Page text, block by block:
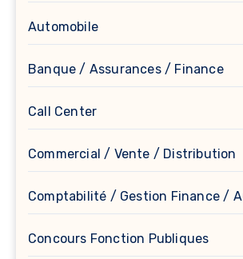
Automobile
Banque / Assurances / Finance
Call Center
Commercial / Vente / Distribution
Comptabilité / Gestion Finance /
Concours Fonction Publiques